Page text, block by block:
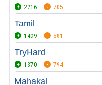
2216 705
Tamil
1499 581
TryHard
1370 794
Mahakal